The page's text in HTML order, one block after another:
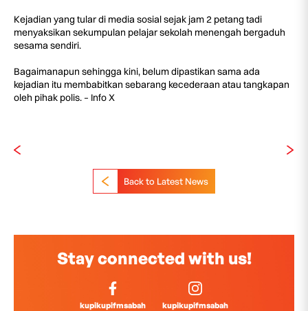
Kejadian yang tular di media sosial sejak jam 2 petang tadi
menyaksikan sekumpulan pelajar sekolah menengah bergaduh
sesama sendiri.
Bagaimanapun sehingga kini, belum dipastikan sama ada
kejadian itu membabitkan sebarang kecederaan atau tangkapan
oleh pihak polis. – Info X
Back to Latest News
Stay connected with us!
kupikupifmsabah kupikupifmsabah